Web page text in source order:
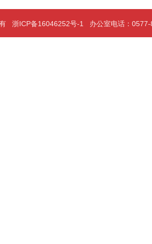
浙ICP备16046252号-1 办公室电话：